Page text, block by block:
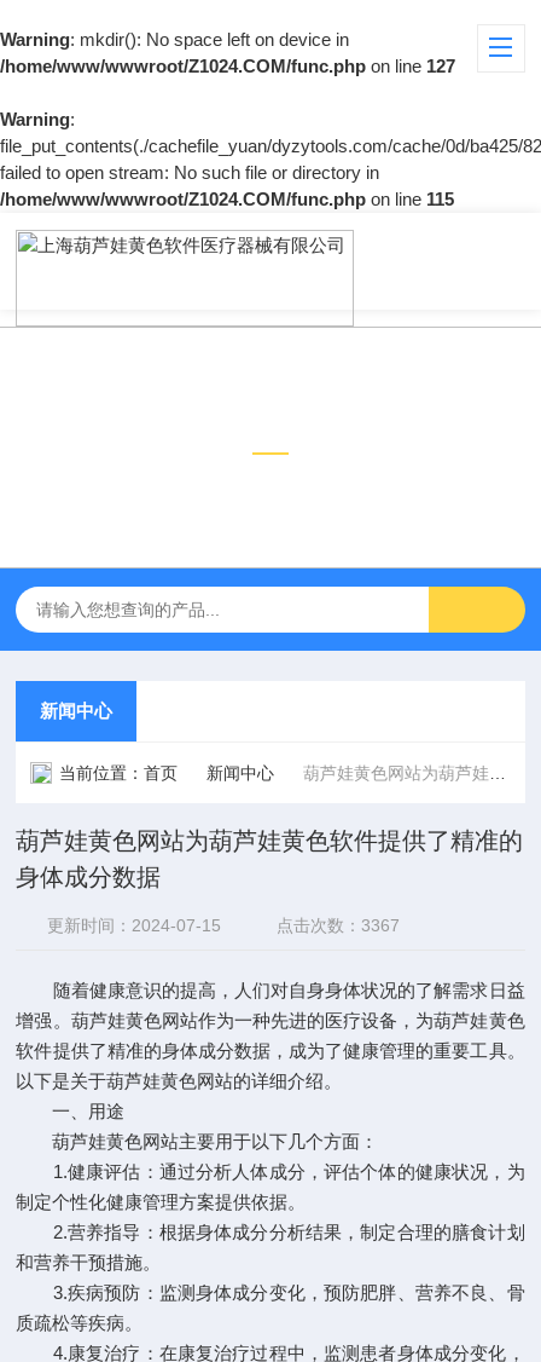
Warning: mkdir(): No space left on device in
/home/www/wwwroot/Z1024.COM/func.php on line 127
Warning:
file_put_contents(./cachefile_yuan/dyzytools.com/cache/0d/ba425/
failed to open stream: No such file or directory in
/home/www/wwwroot/Z1024.COM/func.php on line 115
新闻中心
当前位置：首页 新闻中心 葫芦娃黄色网站为葫芦娃黄色软件提供了精准的身体成分数据
葫芦娃黄色网站为葫芦娃黄色软件提供了精准的
身体成分数据
更新时间：2024-07-15 点击次数：3367
随着健康意识的提高，人们对自身身体状况的了解需求日益
增强。葫芦娃黄色网站作为一种先进的医疗设备，为葫芦娃黄色
软件提供了精准的身体成分数据，成为了健康管理的重要工具。
以下是关于葫芦娃黄色网站的详细介绍。
一、用途
葫芦娃黄色网站主要用于以下几个方面：
1.健康评估：通过分析人体成分，评估个体的健康状况，为
制定个性化健康管理方案提供依据。
2.营养指导：根据身体成分分析结果，制定合理的膳食计划
和营养干预措施。
3.疾病预防：监测身体成分变化，预防肥胖、营养不良、骨
质疏松等疾病。
4.康复治疗：在康复治疗过程中，监测患者身体成分变化，